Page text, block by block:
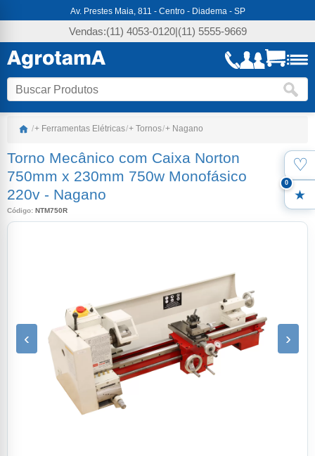
Av. Prestes Maia, 811 - Centro - Diadema - SP
Vendas:(11) 4053-0120|(11) 5555-9669
/+ Ferramentas Elétricas/+ Tornos/+ Nagano
Torno Mecânico com Caixa Norton
750mm x 230mm 750w Monofásico
220v - Nagano
Código: NTM750R
♡
0
‹ ›